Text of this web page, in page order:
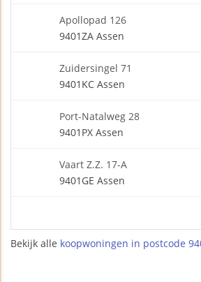
Apollopad 126
9401ZA Assen
Zuidersingel 71
9401KC Assen
Port-Natalweg 28
9401PX Assen
Vaart Z.Z. 17-A
9401GE Assen
Bekijk alle koopwoningen in postcode